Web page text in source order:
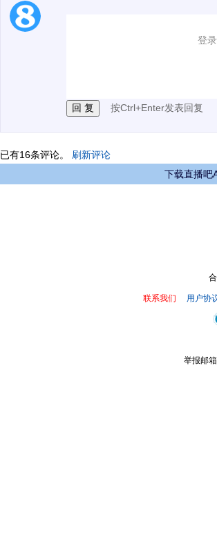
登
1.电脑端新用户可以发表评论了
按Ctrl+Enter发表回复
已有16条评论。 刷新评论
下载直播吧
联系我们 用户协
举报邮